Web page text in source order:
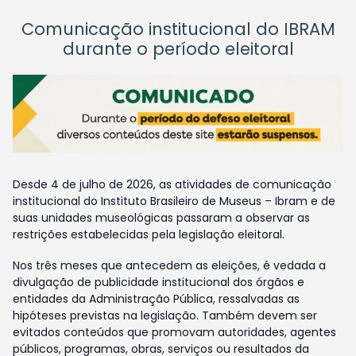
Comunicação institucional do IBRAM
durante o período eleitoral
Desde 4 de julho de 2026, as atividades de comunicação
institucional do Instituto Brasileiro de Museus – Ibram e de
suas unidades museológicas passaram a observar as
restrições estabelecidas pela legislação eleitoral.
Nos três meses que antecedem as eleições, é vedada a
divulgação de publicidade institucional dos órgãos e
entidades da Administração Pública, ressalvadas as
hipóteses previstas na legislação. Também devem ser
evitados conteúdos que promovam autoridades, agentes
públicos, programas, obras, serviços ou resultados da